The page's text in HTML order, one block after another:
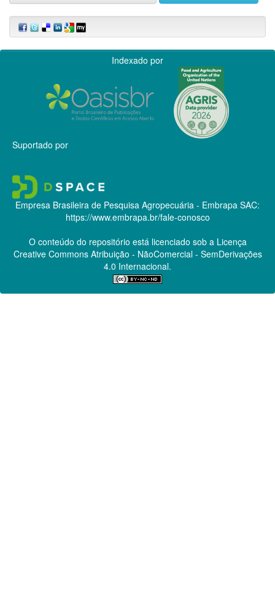
Indexado por
Suportado por
Empresa Brasileira de Pesquisa Agropecuária - Embrapa SAC:
https://www.embrapa.br/fale-conosco
O conteúdo do repositório está licenciado sob a Licença
Creative CommonsAtribuição - NãoComercial - SemDerivações
4.0 Internacional.